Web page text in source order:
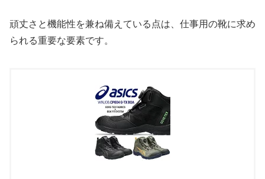
頑丈さと機能性を兼ね備えている点は、仕事用の靴に求め
られる重要な要素です。